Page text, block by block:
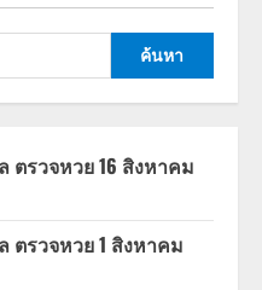
ตรวจหวย 16 สิงหาคม
ตรวจหวย 1 สิงหาคม